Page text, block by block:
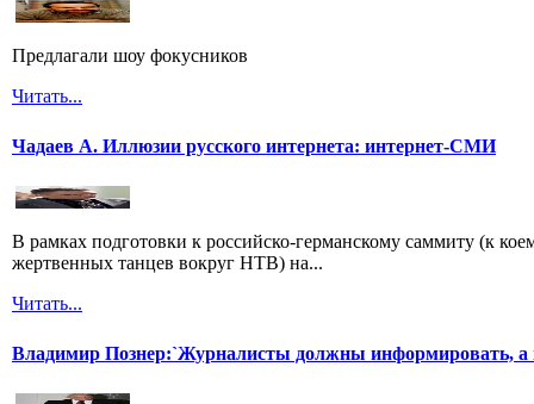
Предлагали шоу фокусников
Читать...
Чадаев А. Иллюзии русского интернета: интернет-СМИ
В рамках подготовки к российско-германскому саммиту (к
жертвенных танцев вокруг НТВ) на...
Читать...
Владимир Познер:`Журналисты должны информировать, а